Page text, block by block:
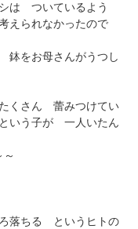
は ついているよう
えられなかったので
をお母さんがうつし
さん 蕾みつけてい
いう子が 一人いたん
落ちる というヒトの